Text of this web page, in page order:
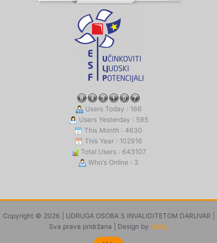
Users Today : 166
Users Yesterday : 595
This Month : 4630
This Year : 102916
Total Users : 643107
Who's Online : 3
Copyright © 2026 | UDRUGA OSOBA S INVALIDITETOM DARUVAR |
Sva prava pridržana | Design by Goldy